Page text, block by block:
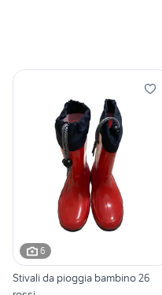
6
Stivali da pioggia bambino 26